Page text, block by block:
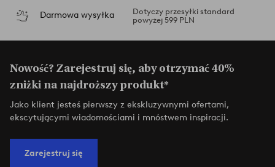
Darmowa wysyłka
Dotyczy przesyłki standard
powyżej 599 PLN
Nowość? Zarejestruj się, aby otrzymać 40%
zniżki na najdroższy produkt*
Jako klient jesteś pierwszy z ekskluzywnymi ofertami,
ekscytującymi wiadomościami i mnóstwem inspiracji.
Zarejestruj się